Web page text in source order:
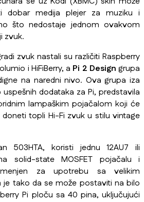
dobar medija plejer za muziku i
što nedostaje jednom ovakvom
zvuk.
zvuk nastali su različiti Raspberry
i HiFiBerry, a Pi 2 Design grupa
na naredni nivo. Ova grupa iza
dodataka za Pi, predstavila
lampaškim pojačalom koji će
doneti topli Hi-Fi zvuk u stilu vintage
503HTA, koristi jednu 12AU7 ili
solid-state MOSFET pojačalu i
za upotrebu sa velikim
je tako da se može postaviti na bilo
Pi ploču sa 40 pina, uključujući